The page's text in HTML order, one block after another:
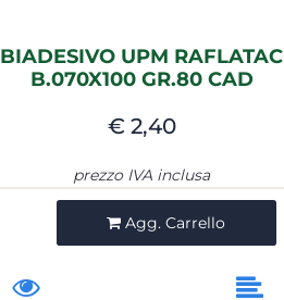
BIADESIVO UPM RAFLATAC
B.070X100 GR.80 CAD
€ 2,40
prezzo IVA inclusa
Agg. Carrello